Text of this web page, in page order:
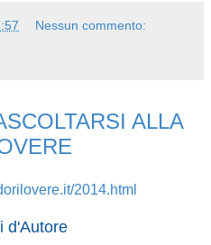
Nessun commento:
ALLA
2014.html
d'Autore